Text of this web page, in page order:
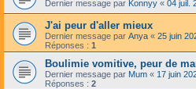
Dernier message par Konnyy « 04 juil.
J'ai peur d'aller mieux
Dernier message par Anya « 25 juin
Réponses : 1
Boulimie vomitive, peur de
Dernier message par Mum « 17 juin
Réponses : 2